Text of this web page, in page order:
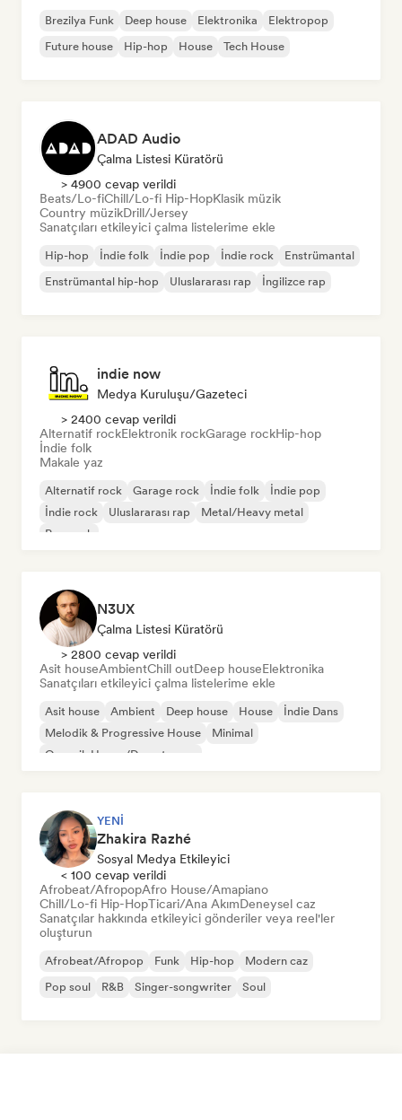
Brezilya Funk Deep house Elektronika
Elektropop
Future house
Hip-hop House Tech House
ADAD Audio
Çalma Listesi Küratörü
> 4900 cevap verildi
Beats/Lo-fiChill/Lo-fi Hip-HopKlasik müzik
Country müzikDrill/Jersey
Sanatçıları etkileyici çalma listelerime ekle
Hip-hop İndie folk İndie pop İndie rock
Enstrümantal
Enstrümantal hip-hop
Uluslararası rap İngilizce rap
indie now
Medya Kuruluşu/Gazeteci
> 2400 cevap verildi
Alternatif rockElektronik rockGarage rockHip-hop
İndie folk
Makale yaz
Alternatif rock Garage rock İndie folk
İndie pop
İndie rock
Uluslararası rap
Metal/Heavy metal
Pop rock
N3UX
Çalma Listesi Küratörü
> 2800 cevap verildi
Asit houseAmbientChill outDeep houseElektronika
Sanatçıları etkileyici çalma listelerime ekle
Asit house Ambient Deep house House
İndie Dans
Melodik & Progressive House
Minimal
Organik House/Downtempo
YENI
Zhakira Razhé
Sosyal Medya Etkileyici
< 100 cevap verildi
Afrobeat/AfropopAfro House/Amapiano
Chill/Lo-fi Hip-HopTicari/Ana AkımDeneysel caz
Sanatçılar hakkında etkileyici gönderiler veya reel'ler
oluşturun
Afrobeat/Afropop Funk Hip-hop
Modern caz
Pop soul
R&B Singer-songwriter Soul